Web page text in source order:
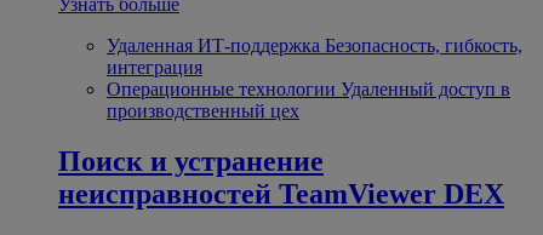
Удаленная ИТ-поддержка Безопасность, гибкость,
интеграция
Операционные технологии Удаленный доступ в
производственный цех
Поиск и устранение
неисправностей TeamViewer DEX